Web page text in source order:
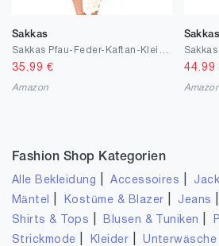
Sakkas
35.99 €
Amazon
Sakkas
44.99
Fashion Shop Kategorien
Alle Bekleidung |Accessoires
Mäntel Kostüme & Blazer Jeans
Shirts & Tops Blusen & Tuniken
Strickmode
Kleider |